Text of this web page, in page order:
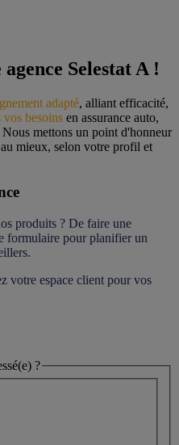
Selestat A !
adapté, alliant efficacité,
vos besoins en assurance auto,
mettons un point d'honneur
mieux, selon votre profil et
produits ? De faire une
formulaire pour planifier un
votre espace client pour vos
?